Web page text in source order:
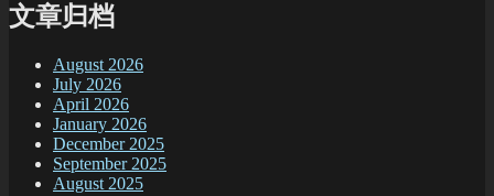
文章归档
August 2026
July 2026
April 2026
January 2026
December 2025
September 2025
August 2025